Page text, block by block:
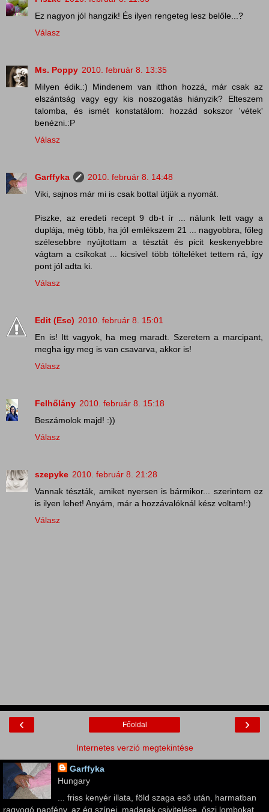
Ez nagyon jól hangzik! És ilyen rengeteg lesz belőle...?
Válasz
Ms. Poppy 2010. február 8. 13:35
Milyen édik.:) Mindenem van itthon hozzá, már csak az
elszántság vagy egy kis noszogatás hiányzik? Elteszem
talomba, és ismét konstatálom: hozzád sokszor 'vétek'
benézni.:P
Válasz
Garffyka
2010. február 8. 14:48
Viki, sajnos már mi is csak bottal ütjük a nyomát.
Piszke, az eredeti recept 9 db-t ír ... nálunk lett vagy a
duplája, még több, ha jól emlékszem 21 ... nagyobbra, főleg
szélesebbre nyújtottam a tésztát és picit keskenyebbre
vágtam a csíkokat ... kicsivel több tölteléket tettem rá, így
pont jól adta ki.
Válasz
Edit (Esc) 2010. február 8. 15:01
En is! Itt vagyok, ha meg maradt. Szeretem a marcipant,
megha igy meg is van csavarva, akkor is!
Válasz
Felhőlány 2010. február 8. 15:18
Beszámolok majd! :))
Válasz
szepyke 2010. február 8. 21:28
Vannak tészták, amiket nyersen is bármikor... szerintem ez
is ilyen lehet! Anyám, már a hozzávalóknál kész voltam!:)
Válasz
‹ ›
Főoldal
Internetes verzió megtekintése
Garffyka
Hungary
... friss kenyér illata, föld szaga eső után, harmatban
ragyogó napfény, az ég színei, madarak csivitelése, őszi lombokat